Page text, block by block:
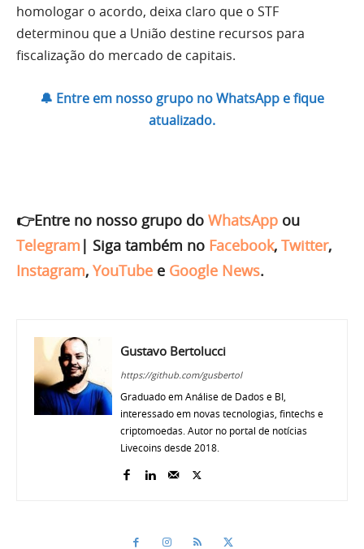
homologar o acordo, deixa claro que o STF
determinou que a União destine recursos para
fiscalização do mercado de capitais.
🔔 Entre em nosso grupo no WhatsApp e fique
atualizado.
👉Entre no nosso grupo do WhatsApp ou
Telegram | Siga também no Facebook, Twitter,
Instagram, YouTube e Google News.
Gustavo Bertolucci
https://github.com/gusbertol
Graduado em Análise de Dados e BI,
interessado em novas tecnologias, fintechs e
criptomoedas. Autor no portal de notícias
Livecoins desde 2018.